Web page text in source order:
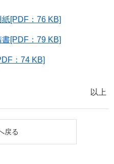
[PDF：76 KB]
[PDF：79 KB]
：74 KB]
以上
戻る